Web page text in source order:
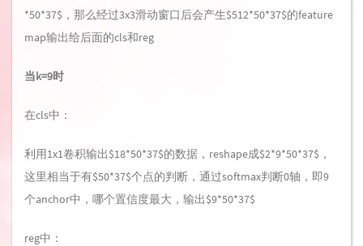
*50*37$，那么经过3x3滑动窗口后会产生$512*50*37$的feature
map输出给后面的cls和reg
当k=9时
在cls中：
利用1x1卷积输出$18*50*37$的数据，reshape成$2*9*50*37$，
这里相当于有$50*37$个点的判断，通过softmax判断0轴，即9
个anchor中，哪个置信度最大，输出$9*50*37$
reg中：